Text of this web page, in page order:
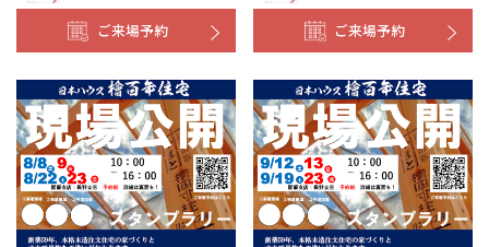
ご来場予約 ご来場予約